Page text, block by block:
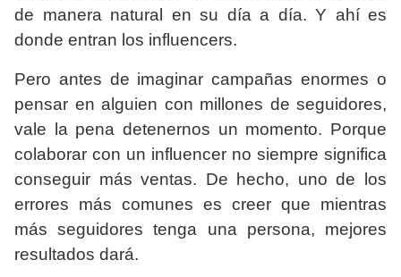
de manera natural en su día a día. Y ahí es
donde entran los influencers.
Pero antes de imaginar campañas enormes o
pensar en alguien con millones de seguidores,
vale la pena detenernos un momento. Porque
colaborar con un influencer no siempre significa
conseguir más ventas. De hecho, uno de los
errores más comunes es creer que mientras
más seguidores tenga una persona, mejores
resultados dará.